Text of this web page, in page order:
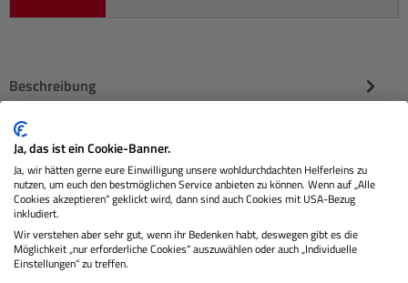
Beschreibung
Kreative benötigen die richtigen Werkzeuge, um ihre
Visionen zum Leben zu erwecken. Das Grafiktablett Medium
Bundle von Xenc…Mehr
Bewertungen
Ja, das ist ein Cookie-Banner.
Ja, wir hätten gerne eure Einwilligung unsere wohldurchdachten Helferleins zu
nutzen, um euch den bestmöglichen Service anbieten zu können. Wenn auf „Alle
Cookies akzeptieren“ geklickt wird, dann sind auch Cookies mit USA-Bezug
inkludiert.
Wir verstehen aber sehr gut, wenn ihr Bedenken habt, deswegen gibt es die
Möglichkeit „nur erforderliche Cookies“ auszuwählen oder auch „Individuelle
Einstellungen“ zu treffen.